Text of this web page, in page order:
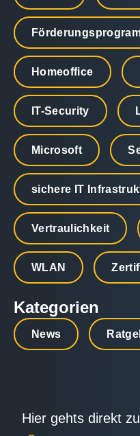
Homeoffice
IT-Security
Microsoft
sichere IT
Vertraulichkeit
WLAN
Kategorien
News
Hier gehts direkt